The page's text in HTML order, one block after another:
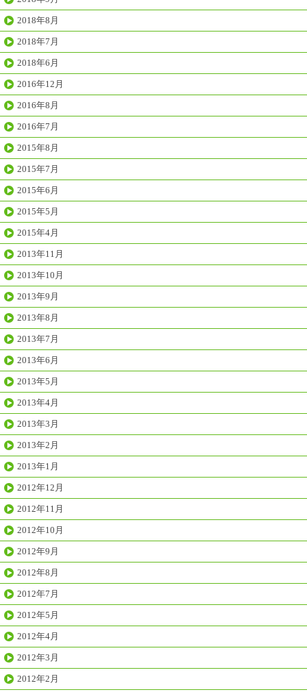
2018年8月
2018年7月
2018年6月
2016年12月
2016年8月
2016年7月
2015年8月
2015年7月
2015年6月
2015年5月
2015年4月
2013年11月
2013年10月
2013年9月
2013年8月
2013年7月
2013年6月
2013年5月
2013年4月
2013年3月
2013年2月
2013年1月
2012年12月
2012年11月
2012年10月
2012年9月
2012年8月
2012年7月
2012年5月
2012年4月
2012年3月
2012年2月